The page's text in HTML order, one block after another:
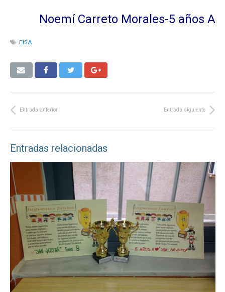
Noemí Carreto Morales-5 años A
EI5A
Entrada anterior Entrada siguiente
Entradas relacionadas